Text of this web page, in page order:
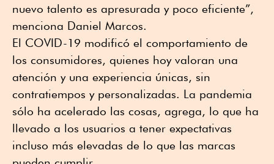
nuevo talento es apresurada y poco eficiente”,
menciona Daniel Marcos.
El COVID-19 modificó el comportamiento de
los consumidores, quienes hoy valoran una
atención y una experiencia únicas, sin
contratiempos y personalizadas. La pandemia
sólo ha acelerado las cosas, agrega, lo que ha
llevado a los usuarios a tener expectativas
incluso más elevadas de lo que las marcas